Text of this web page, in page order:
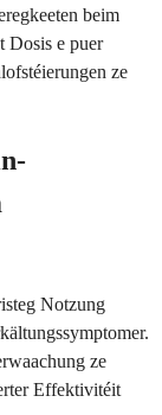
beim
Dosis e puer
ze
Notzung
ze
Effektivitéit